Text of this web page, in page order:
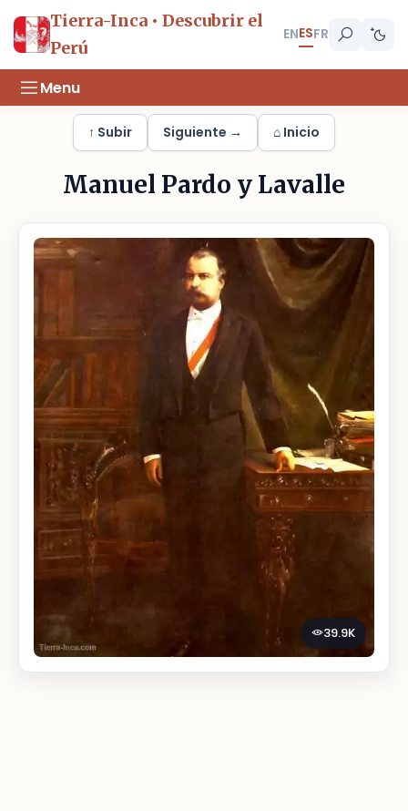
Tierra-Inca • Descubrir el
Perú
ENESFR
Menu
↑ Subir Siguiente → ⌂ Inicio
Manuel Pardo y Lavalle
39.9K